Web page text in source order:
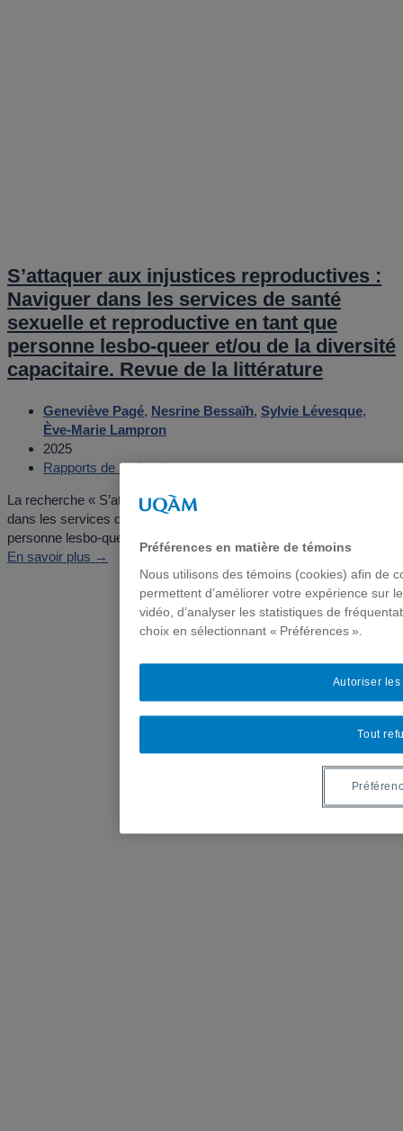
S’attaquer aux injustices reproductives :
Naviguer dans les services de santé
sexuelle et reproductive en tant que
personne lesbo-queer et/ou de la diversité
capacitaire. Revue de la littérature
Geneviève Pagé, Nesrine Bessaïh, Sylvie Lévesque,
Ève-Marie Lampron
2025
Rapports de recherche
La recherche « S’attaquer aux injustices reproductives : Naviguer
dans les services de santé sexuelle et reproductive en tant que
personne lesbo-queer et/ou de la diversité capacitaire. Revue de...
En savoir plus →
Préférences en matière de témoins
Nous utilisons des témoins (cookies) afin de
permettent d’améliorer votre expérience sur
vidéo, d’analyser les statistiques de
choix en sélectionnant « Préférences ».
Tout
Autoriser